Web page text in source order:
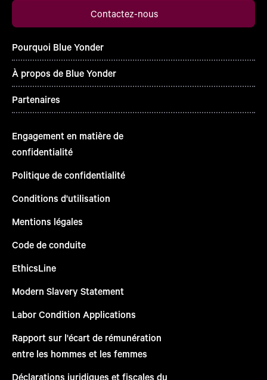
Contactez-nous
Pourquoi Blue Yonder
À propos de Blue Yonder
Partenaires
Engagement en matière de
confidentialité
Politique de confidentialité
Conditions d'utilisation
Mentions légales
Code de conduite
EthicsLine
Modern Slavery Statement
Labor Condition Applications
Rapport sur l'écart de rémunération
entre les hommes et les femmes
Déclarations juridiques et fiscales du